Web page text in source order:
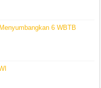
6 WBTB